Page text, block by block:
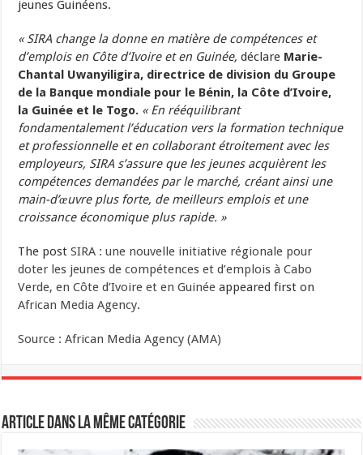
jeunes Guinéens.
« SIRA change la donne en matière de compétences et
d’emplois en Côte d’Ivoire et en Guinée, déclare Marie-
Chantal Uwanyiligira, directrice de division du Groupe
de la Banque mondiale pour le Bénin, la Côte d’Ivoire,
la Guinée et le Togo. « En rééquilibrant
fondamentalement l’éducation vers la formation technique
et professionnelle et en collaborant étroitement avec les
employeurs, SIRA s’assure que les jeunes acquièrent les
compétences demandées par le marché, créant ainsi une
main-d’œuvre plus forte, de meilleurs emplois et une
croissance économique plus rapide. »
The postSIRA : une nouvelle initiative régionale pour
doter les jeunes de compétences et d’emplois à Cabo
Verde, en Côte d’Ivoire et en Guinée appeared first on
African Media Agency.
Source : African Media Agency (AMA)
Article dans la même catégorie